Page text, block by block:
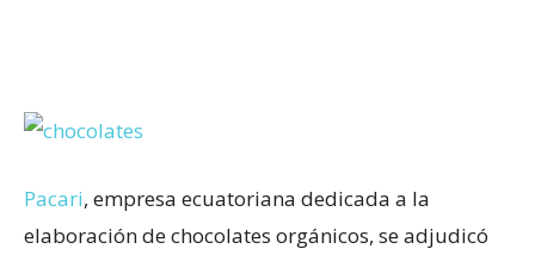
Pacari, empresa ecuatoriana dedicada a la
elaboración de chocolates orgánicos, se adjudicó